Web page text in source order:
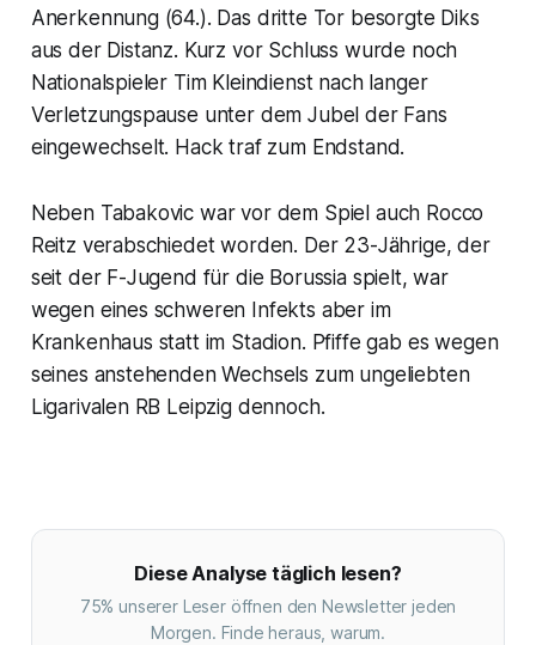
Anerkennung (64.). Das dritte Tor besorgte Diks
aus der Distanz. Kurz vor Schluss wurde noch
Nationalspieler Tim Kleindienst nach langer
Verletzungspause unter dem Jubel der Fans
eingewechselt. Hack traf zum Endstand.
Neben Tabakovic war vor dem Spiel auch Rocco
Reitz verabschiedet worden. Der 23-Jährige, der
seit der F-Jugend für die Borussia spielt, war
wegen eines schweren Infekts aber im
Krankenhaus statt im Stadion. Pfiffe gab es wegen
seines anstehenden Wechsels zum ungeliebten
Ligarivalen RB Leipzig dennoch.
Diese Analyse täglich lesen?
75% unserer Leser öffnen den Newsletter jeden
Morgen. Finde heraus, warum.